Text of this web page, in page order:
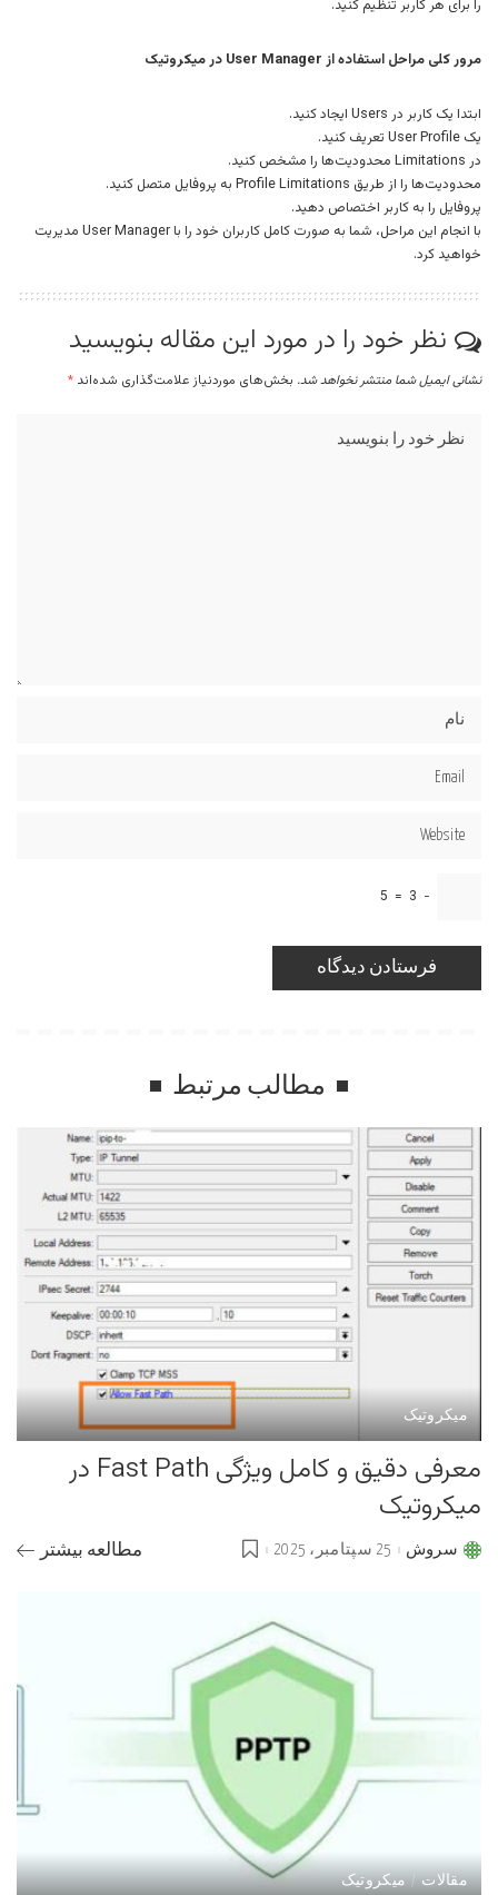
را برای هر کاربر تنظیم کنید.
مرور کلی مراحل استفاده از User Manager در میکروتیک
ابتدا یک کاربر در Users ایجاد کنید.
یک User Profile تعریف کنید.
در Limitations محدودیت‌ها را مشخص کنید.
محدودیت‌ها را از طریق Profile Limitations به پروفایل متصل کنید.
پروفایل را به کاربر اختصاص دهید.
با انجام این مراحل، شما به صورت کامل کاربران خود را با User Manager مدیریت
خواهید کرد.
نظر خود را در مورد این مقاله بنویسید
نشانی ایمیل شما منتشر نخواهد شد. بخش‌های موردنیاز علامت‌گذاری شده‌اند *
−
3
=
5
مطالب مرتبط
میکروتیک
معرفی دقیق و کامل ویژگی Fast Path در
میکروتیک
Postedسروش 25 سپتامبر، 2025 مطالعه بیشتر
مقالات میکروتیک